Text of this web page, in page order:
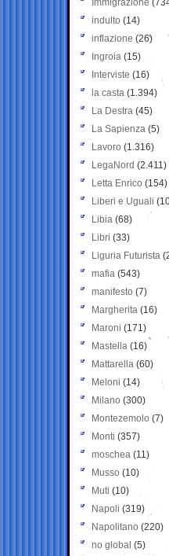
Immigrazione
indulto (14)
inflazione (26)
Ingroia (15)
Interviste (16)
la casta (1.394)
La Destra (45)
La Sapienza (5)
Lavoro (1.316)
LegaNord (2.411)
Letta Enrico (154)
Liberi e Uguali
Libia (68)
Libri (33)
Liguria Futurista
mafia (543)
manifesto (7)
Margherita (16)
Maroni (171)
Mastella (16)
Mattarella (60)
Meloni (14)
Milano (300)
Montezemolo (7)
Monti (357)
moschea (11)
Musso (10)
Muti (10)
Napoli (319)
Napolitano (220)
no global (5)